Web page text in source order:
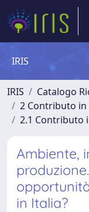
IRIS
IRIS
Catalogo
2 Contributo in
2.1 Contributo
Ambiente,
in Italia?